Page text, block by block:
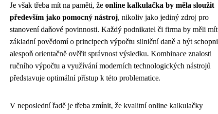
Je však třeba mít na paměti, že online kalkulačka by měla sloužit
především jako pomocný nástroj, nikoliv jako jediný zdroj pro
stanovení daňové povinnosti. Každý podnikatel či firma by měli mít
základní povědomí o principech výpočtu silniční daně a být schopni
alespoň orientačně ověřit správnost výsledku. Kombinace znalosti
ručního výpočtu a využívání moderních technologických nástrojů
představuje optimální přístup k této problematice.
V neposlední řadě je třeba zmínit, že kvalitní online kalkulačky